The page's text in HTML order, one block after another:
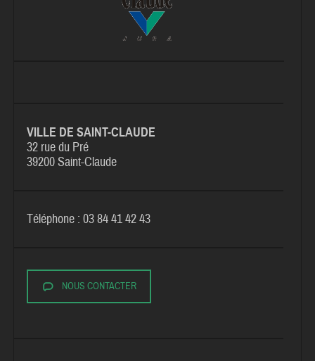
VILLE DE SAINT-CLAUDE
32 rue du Pré
39200 Saint-Claude
Téléphone : 03 84 41 42 43
NOUS CONTACTER